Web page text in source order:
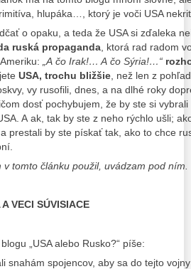
hlupáka…, ktorý je voči USA
o opaku, a teda že USA si zďaleka
ruská propaganda , ktorá rad radom
„A čo Irak!… A čo Sýria!…“
USA, trochu bližšie , než len z
vy rusofili, dnes, a na dlhé roky
dosť pochybujem, že by ste si
A ak, tak by ste z neho rýchlo ušli;
prestali by ste pískať tak, ako to chce
v tomto článku použil, uvádzam pod
VECI SÚVISIACE
„USA alebo Rusko?“ píše:
snahám spojencov, aby sa do tejto